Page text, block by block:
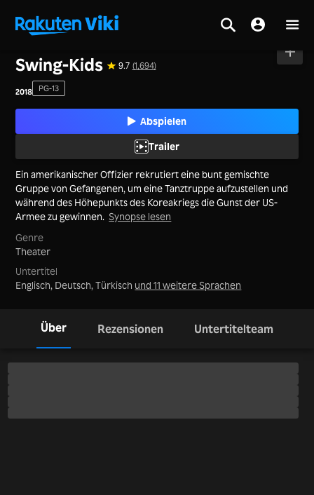
Swing-Kids 9.7 (1,694)
2018 PG-13
Abspielen
Trailer
Ein amerikanischer Offizier rekrutiert eine bunt gemischte
Gruppe von Gefangenen, um eine Tanztruppe aufzustellen und
während des Höhepunkts des Koreakriegs die Gunst der US-
Armee zu gewinnen. Synopse lesen
Genre
Theater
Untertitel
Englisch, Deutsch, Türkisch und 11 weitere Sprachen
Über Rezensionen Untertitelteam